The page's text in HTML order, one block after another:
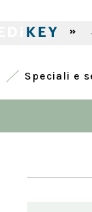
»
Speciali e